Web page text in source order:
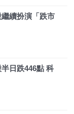
繼續扮演「跌市
半日跌446點 科